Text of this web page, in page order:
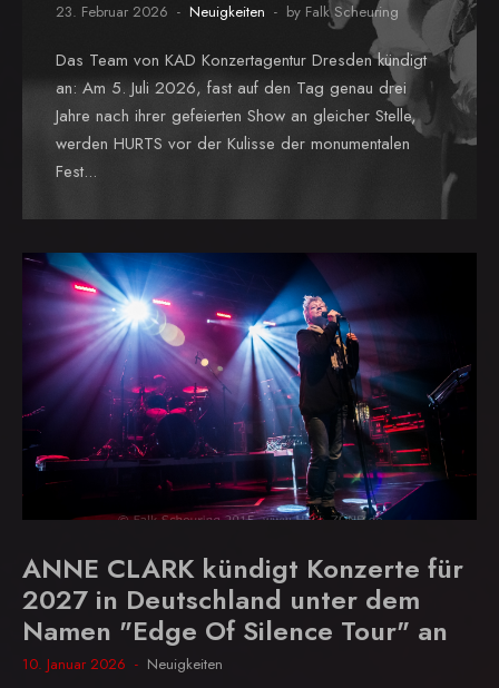
23. Februar 2026 Neuigkeiten by Falk Scheuring
Das Team von KAD Konzertagentur Dresden kündigt
an: Am 5. Juli 2026, fast auf den Tag genau drei
Jahre nach ihrer gefeierten Show an gleicher Stelle,
werden HURTS vor der Kulisse der monumentalen
Fest...
ANNE CLARK kündigt Konzerte für
2027 in Deutschland unter dem
Namen "Edge Of Silence Tour" an
10. Januar 2026 Neuigkeiten